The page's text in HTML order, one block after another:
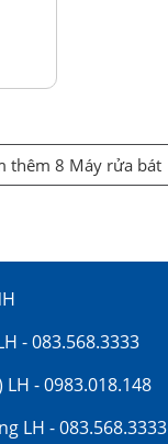
thêm 8 Máy rửa bát
- 083.568.3333
- 0983.018.148
LH - 083.568.3333